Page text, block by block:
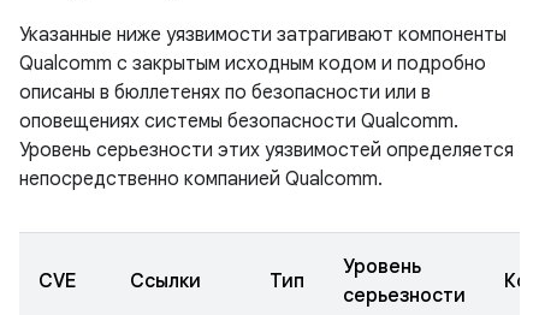
Указанные ниже уязвимости затрагивают компоненты
Qualcomm с закрытым исходным кодом и подробно
описаны в бюллетенях по безопасности или в
оповещениях системы безопасности Qualcomm.
Уровень серьезности этих уязвимостей определяется
непосредственно компанией Qualcomm.
CVE Ссылки Тип
Уровень
серьезности